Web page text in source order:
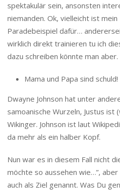
spektakulär sein, ansonsten
niemanden. Ok, vielleicht ist
Paradebeispiel dafür…
wirklich direkt trainieren tu ich
dazu schreiben könnte man aber.
Mama und Papa sind schuld!
Dwayne Johnson hat unter
samoanische Wurzeln, Justus ist
Wikinger. Johnson ist laut
da mehr als ein halber Kopf.
Nun war es in diesem Fall nicht
möchte so aussehen wie…”,
auch als Ziel genannt. Was Du